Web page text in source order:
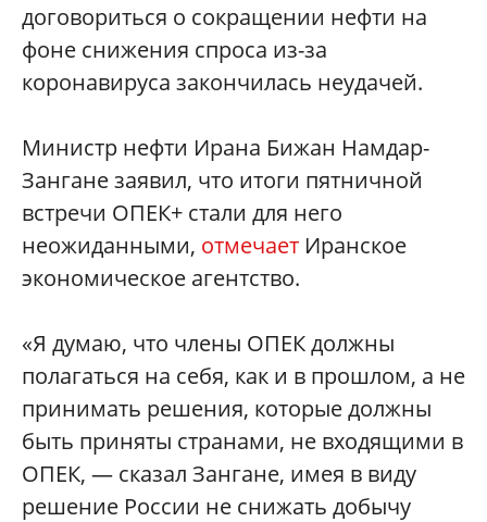
договориться о сокращении нефти на
фоне снижения спроса из-за
коронавируса закончилась неудачей.
Министр нефти Ирана Бижан Намдар-
Зангане заявил, что итоги пятничной
встречи ОПЕК+ стали для него
неожиданными, отмечает Иранское
экономическое агентство.
«Я думаю, что члены ОПЕК должны
полагаться на себя, как и в прошлом, а не
принимать решения, которые должны
быть приняты странами, не входящими в
ОПЕК, — сказал Зангане, имея в виду
решение России не снижать добычу